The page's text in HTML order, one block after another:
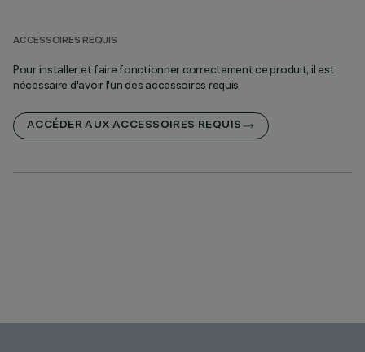
ACCESSOIRES REQUIS
Pour installer et faire fonctionner correctement ce produit, il est
nécessaire d'avoir l'un des accessoires requis
ACCÉDER AUX ACCESSOIRES REQUIS